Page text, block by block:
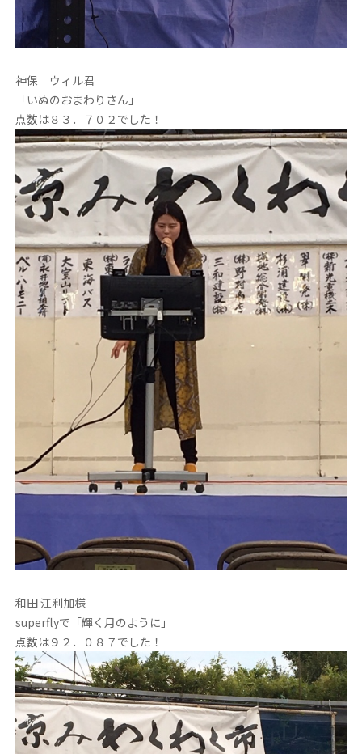
神保 ウィル君
「いぬのおまわりさん」
点数は８３．７０２でした！
和田 江利加様
superflyで「輝く月のように」
点数は９２．０８７でした！